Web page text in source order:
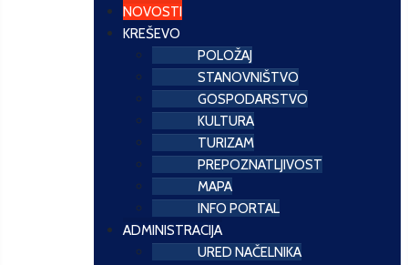
NOVOSTI
KREŠEVO
POLOŽAJ
STANOVNIŠTVO
GOSPODARSTVO
KULTURA
TURIZAM
PREPOZNATLJIVOST
MAPA
INFO PORTAL
ADMINISTRACIJA
URED NAČELNIKA